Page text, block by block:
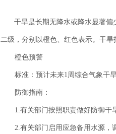
干旱是长期无降水或降水显著偏少
二级，分别以橙色、红色表示。干
橙色预警
标准：预计未来1周综合气象干旱
防御指南：
1.有关部门按照职责做好防御干
2.有关部门启用应急备用水源，调